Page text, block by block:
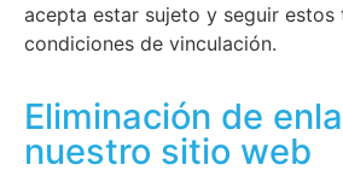
acepta estar sujeto y seguir estos
condiciones de vinculación.
Eliminación de
nuestro sitio web